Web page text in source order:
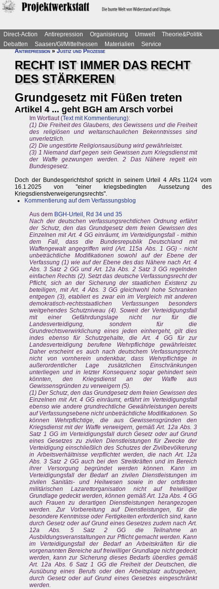
Direct-Action Antirepression Organisierung Umwelt
Theorie&Politik
Debatten
Saasen/GI/Mittelhessen Materialien
Service
Antirepression»Justiz und Prozesse
RECHT IST IMMER DAS RECHT
DES STÄRKEREN
Grundgesetz mit Füßen treten
Artikel 4 ... geht BGH am Arsch vorbei
Im Wortlaut (Text mit Kommentierung):
(1) Die Freiheit des Glaubens, des Gewissens und die Freiheit
des religiösen und weltanschaulichen Bekenntnisses sind
unverletzlich.
(2) Die ungestörte Religionsausübung wird gewährleistet.
(3) 1 Niemand darf gegen sein Gewissen zum Kriegsdienst mit
der Waffe gezwungen werden. 2 Das Nähere regelt ein
Bundesgesetz.
Doch der Bundesgerichtshof spricht in seinem Urteil 4 ARs 11/24 vom
16.1.2025 von "einer kriegsbedingten Aussetzung des
Kriegsdienstverweigerungsrechts".
Kommentierung auf dem Verfassungsblog
Aus dem BGH-Urteil, Rd 34 und 35
Nach der deutschen verfassungsrechtlichen Ordnung erfährt
der Schutz, den das Grundgesetz dem freien Gewissen des
Einzelnen mit Art. 4 GG einräumt, im Verteidigungsfall - mithin
dem Fall, dass die Bundesrepublik Deutschland mit
Waffengewalt angegriffen wird (Art. 115a Abs. 1 GG) - nicht
unbeträchtliche Modifikationen sowohl auf der Ebene der
Verfassung (1) wie auf der Ebene des das Nähere nach Art. 4
Abs. 3 Satz 2 GG und Art. 12a Abs. 2 Satz 3 GG regelnden
einfachen Rechts (2). Setzt das deutsche Verfassungsrecht der
Pflicht, sich an der Sicherung der staatlichen Existenz zu
beteiligen, mit Art. 4 Abs. 3 GG gleichwohl hohe Schranken
entgegen (3), etabliert es zwar ein im Vergleich mit anderen
demokratisch-rechtsstaatlichen Verfassungen besonders
weitgehendes Schutzniveau (4). Soweit der Verteidigungsfall
mit einer Gefährdungslage nicht nur für die
Landesverteidigung, sondern für die
Grundrechtsverwirklichung eines jeden einhergeht, gilt dies
indes ebenso für Schutzgehalte, die Art. 4 GG für zur
Landesverteidigung berufene Wehrpflichtige gewährleistet.
Daher erscheint es auch nach deutschem Verfassungsrecht
nicht von vornherein undenkbar, dass Wehrpflichtige in
außerordentlicher Lage zusätzlichen Einschränkungen
unterliegen und in letzter Konsequenz sogar gehindert sein
könnten, den Kriegsdienst an der Waffe aus
Gewissensgründen zu verweigern (5).
(1) Der Schutz, den das Grundgesetz dem freien Gewissen des
Einzelnen mit Art. 4 GG einräumt, erfährt im Verteidigungsfall
ebenso wie andere grundrechtliche Gewährleistungen bereits
auf Verfassungsebene nicht unbeträchtliche Modifikationen. So
können Wehrpflichtige, die aus Gewissensgründen den
Kriegsdienst mit der Waffe verweigern, gemäß Art. 12a Abs. 3
Satz 1 GG im Verteidigungsfall durch Gesetz oder auf Grund
eines Gesetzes zu zivilen Dienstleistungen für Zwecke der
Verteidigung einschließlich des Schutzes der Zivilbevölkerung
in Arbeitsverhältnisse verpflichtet werden, die nach Art. 12a
Abs. 3 Satz 2 GG auch bei den Streitkräften und im Bereich
ihrer Versorgung begründet werden können. Kann im
Verteidigungsfall der Bedarf an zivilen Dienstleistungen im
zivilen Sanitäts- und Heilwesen sowie in der ortsfesten
militärischen Lazarettorganisation nicht auf freiwilliger
Grundlage gedeckt werden, können gemäß Art. 12a Abs. 4 GG
auch Frauen zu derartigen Dienstleistungen herangezogen
werden. Zur Vorbereitung auf Dienstleistungen, für die
besondere Kenntnisse oder Fertigkeiten erforderlich sind, kann
durch Gesetz oder auf Grund eines Gesetzes zudem nach Art.
12a Abs. 5 Satz 2 GG die Teilnahme an
Ausbildungsveranstaltungen zur Pflicht gemacht werden. Kann
im Verteidigungsfall der Bedarf an Arbeitskräften für die
vorgenannten Bereiche auf freiwilliger Grundlage nicht gedeckt
werden, kann zur Sicherung dieses Bedarfs überdies gemäß
Art. 12a Abs. 6 Satz 1 GG die Freiheit der Deutschen, die
Ausübung eines Berufs oder den Arbeitsplatz aufzugeben,
durch Gesetz oder auf Grund eines Gesetzes eingeschränkt
werden.